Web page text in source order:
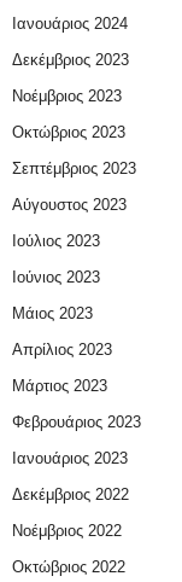
Ιανουάριος 2024
Δεκέμβριος 2023
Νοέμβριος 2023
Οκτώβριος 2023
Σεπτέμβριος 2023
Αύγουστος 2023
Ιούλιος 2023
Ιούνιος 2023
Μάιος 2023
Απρίλιος 2023
Μάρτιος 2023
Φεβρουάριος 2023
Ιανουάριος 2023
Δεκέμβριος 2022
Νοέμβριος 2022
Οκτώβριος 2022